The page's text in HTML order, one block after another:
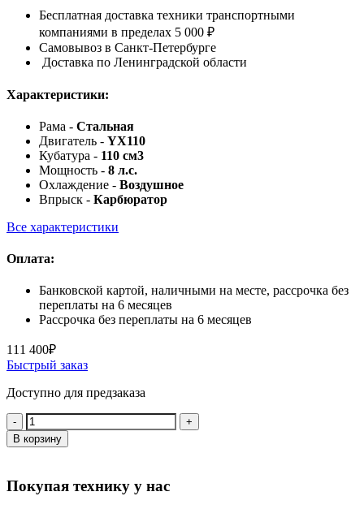
Бесплатная доставка техники транспортными
компаниями в пределах 5 000 ₽
Самовывоз в Санкт-Петербурге
Доставка по Ленинградской области
Характеристики:
Рама - Стальная
Двигатель - YX110
Кубатура - 110 см3
Мощность - 8 л.с.
Охлаждение - Воздушное
Впрыск - Карбюратор
Все характеристики
Оплата:
Банковской картой, наличными на месте, рассрочка без
переплаты на 6 месяцев
Рассрочка без переплаты на 6 месяцев
111 400₽
Быстрый заказ
Доступно для предзаказа
Количество:
В корзину
Покупая технику у нас